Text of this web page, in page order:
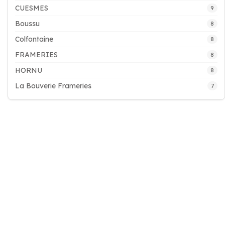
CUESMES 9
Boussu 8
Colfontaine 8
FRAMERIES 8
HORNU 8
La Bouverie Frameries 7